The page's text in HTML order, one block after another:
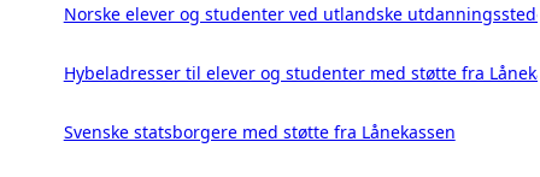
Norske elever og studenter ved utlandske
Hybeladresser til elever og studenter med støtte fra
Svenske statsborgere med støtte fra Lånekassen